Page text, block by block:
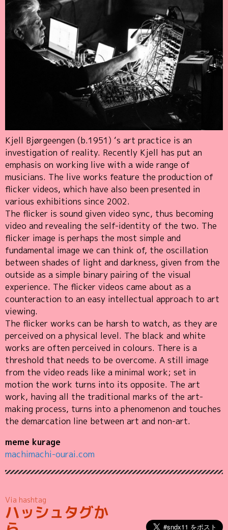
Kjell Bjørgeengen (b.1951) ‘s art practice is an
investigation of reality. Recently Kjell has put an
emphasis on working live with a wide range of
musicians. The live works feature the production of
flicker videos, which have also been presented in
various exhibitions since 2002.
The flicker is sound given video sync, thus becoming
video and revealing the self-identity of the two. The
flicker image is perhaps the most simple and
fundamental image we can think of, the oscillation
between shades of light and darkness, given from the
outside as a simple binary pairing of the visual
experience. The flicker videos came about as a
counteraction to an easy intellectual approach to art
viewing.
The flicker works can be harsh to watch, as they are
perceived on a physical level. The black and white
works are often perceived in colours. There is a
threshold that needs to be overcome. A still image
from the video reads like a minimal work; set in
motion the work turns into its opposite. The art
work, having all the traditional marks of the art-
making process, turns into a phenomenon and touches
the demarcation line between art and non-art.
meme kurage
machimachi-ourai.com
Via hashtag
ハッシュタグか